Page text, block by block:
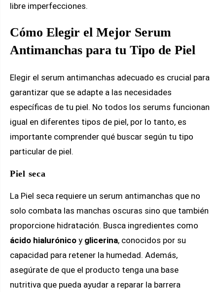
libre imperfecciones.
Cómo Elegir el Mejor Serum
Antimanchas para tu Tipo de Piel
Elegir el serum antimanchas adecuado es crucial para
garantizar que se adapte a las necesidades
específicas de tu piel. No todos los serums funcionan
igual en diferentes tipos de piel, por lo tanto, es
importante comprender qué buscar según tu tipo
particular de piel.
Piel seca
La Piel seca requiere un serum antimanchas que no
solo combata las manchas oscuras sino que también
proporcione hidratación. Busca ingredientes como
ácido hialurónico y glicerina, conocidos por su
capacidad para retener la humedad. Además,
asegúrate de que el producto tenga una base
nutritiva que pueda ayudar a reparar la barrera